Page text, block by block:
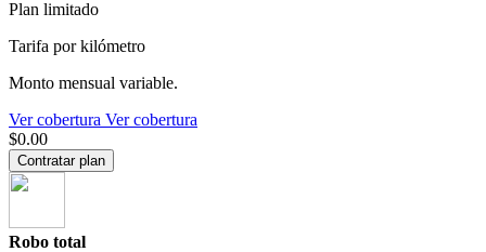
Plan limitado
Tarifa por kilómetro
Monto mensual variable.
Ver cobertura Ver cobertura
$0.00
Contratar plan
Robo total